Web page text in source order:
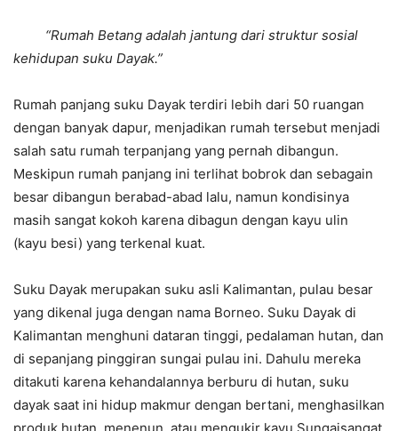
“Rumah Betang adalah jantung dari struktur sosial
kehidupan suku Dayak.”
Rumah panjang suku Dayak terdiri lebih dari 50 ruangan
dengan banyak dapur, menjadikan rumah tersebut menjadi
salah satu rumah terpanjang yang pernah dibangun.
Meskipun rumah panjang ini terlihat bobrok dan sebagain
besar dibangun berabad-abad lalu, namun kondisinya
masih sangat kokoh karena dibagun dengan kayu ulin
(kayu besi) yang terkenal kuat.
Suku Dayak merupakan suku asli Kalimantan, pulau besar
yang dikenal juga dengan nama Borneo. Suku Dayak di
Kalimantan menghuni dataran tinggi, pedalaman hutan, dan
di sepanjang pinggiran sungai pulau ini. Dahulu mereka
ditakuti karena kehandalannya berburu di hutan, suku
dayak saat ini hidup makmur dengan bertani, menghasilkan